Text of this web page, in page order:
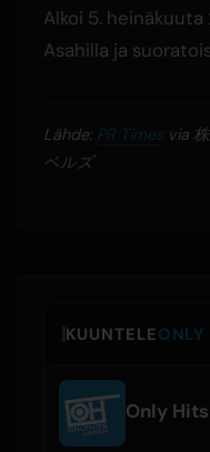
Alkoi 5. heinäkuuta
Asahilla ja
Lähde: PR Timesvia 株
ベルズ
KUUNTELEONLY
Only